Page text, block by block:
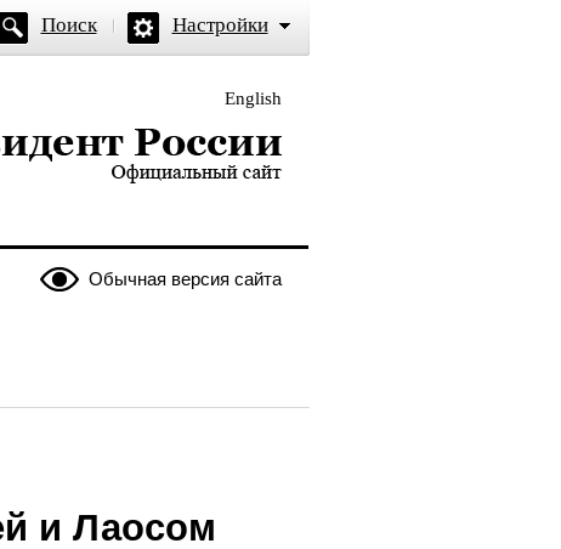
Поиск Настройки
English
— официальный сайт
Обычная версия сайта
и Лаосом